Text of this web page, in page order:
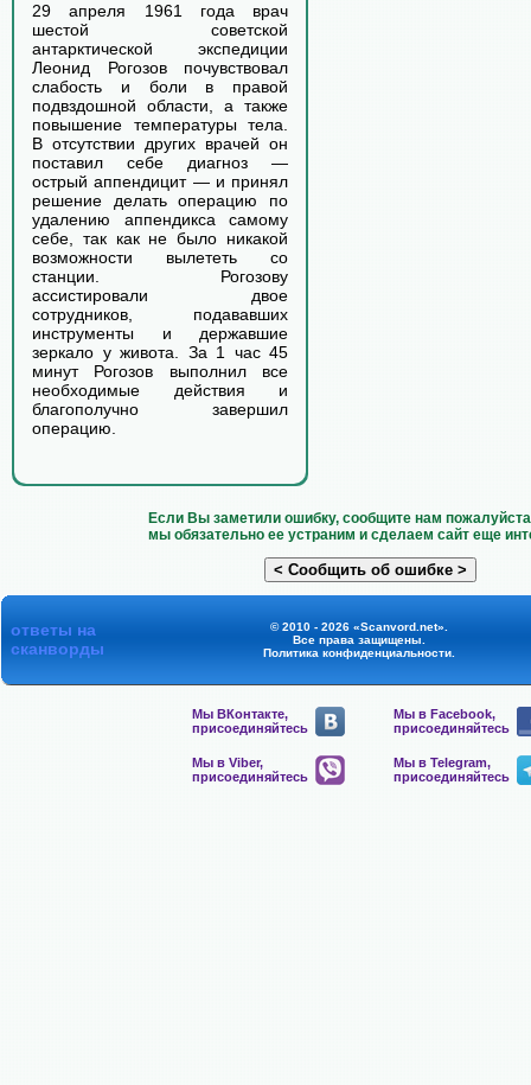
29 апреля 1961 года врач
шестой советской
антарктической экспедиции
Леонид Рогозов почувствовал
слабость и боли в правой
подвздошной области, а также
повышение температуры тела.
В отсутствии других врачей он
поставил себе диагноз —
острый аппендицит — и принял
решение делать операцию по
удалению аппендикса самому
себе, так как не было никакой
возможности вылететь со
станции. Рогозову
ассистировали двое
сотрудников, подававших
инструменты и державшие
зеркало у живота. За 1 час 45
минут Рогозов выполнил все
необходимые действия и
благополучно завершил
операцию.
Если Вы заметили ошибку, сообщите нам
мы обязательно ее устраним и сделаем сайт еще
ответы на
сканворды
© 2010 - 2026 «Scanvord.net».
Все права защищены.
Политика конфиденциальности.
Мы ВКонтакте,
присоединяйтесь
Мы в Facebook,
присоединяйтесь
Мы в Viber,
присоединяйтесь
Мы в Telegram,
присоединяйтесь